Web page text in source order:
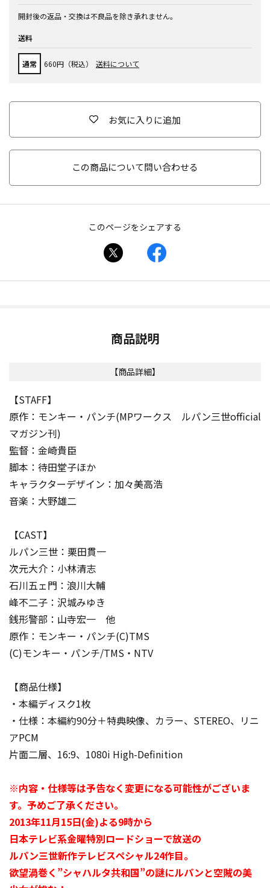
開封後の返品・交換は不良品を除き承れません。
送料
通常 660円（税込） 送料について
お気に入りに追加
この商品について問い合わせる
このページをシェアする
商品説明
【商品詳細】
【STAFF】
原作：モンキー・パンチ(MPワークス ルパン三世official
マガジン刊)
監督：金崎貴臣
脚本：待田堂子ほか
キャラクターデザイン：加々美高浩
音楽：大野雄二
【CAST】
ルパン三世：栗田貫一
次元大介：小林清志
石川五ェ門：浪川大輔
峰不二子：沢城みゆき
銭形警部：山寺宏一 他
原作：モンキー・パンチ(C)TMS
(C)モンキー・パンチ/TMS・NTV
【商品仕様】
・本編ディスク1枚
・仕様：本編約90分＋特典映像、カラー、STEREO、リニ
アPCM
片面二層、16:9、1080i High-Definition
※内容・仕様等は予告なく変更になる可能性がございま
す。予めご了承ください。
2013年11月15日(金)よる9時から
日本テレビ系金曜特別ロードショーで放送の
ルパン三世新作テレビスペシャル24作目。
欲望渦巻く”シャハルタ共和国”の謎にルパンと空賊の美